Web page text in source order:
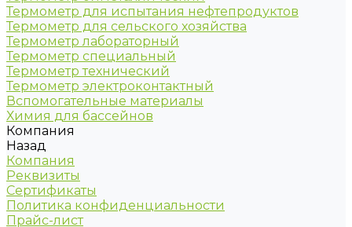
Термометр для испытания нефтепродуктов
Термометр для сельского хозяйства
Термометр лабораторный
Термометр специальный
Термометр технический
Термометр электроконтактный
Вспомогательные материалы
Химия для бассейнов
Компания
Назад
Компания
Реквизиты
Сертификаты
Политика конфиденциальности
Прайс-лист